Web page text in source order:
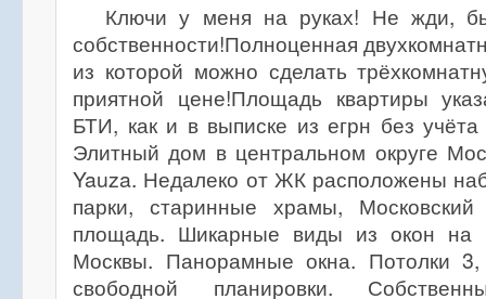
Ключи у меня на руках! Не жди,
собственности!Полноценная
из которой можно сделать
приятной цене!Площадь квартиры
БТИ, как и в выписке из егрн без
Элитный дом в центральном округе
Yauza. Недалеко от ЖК расположены
парки, старинные храмы,
площадь. Шикарные виды из окон на
Москвы. Панорамные окна. Потолки
свободной планировки.